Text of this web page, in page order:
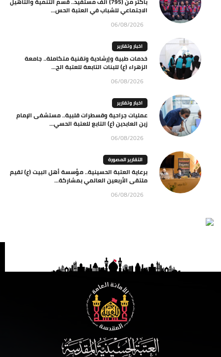
الاجتماعي للشباب في العتبة الحس...
06/08/2026
اخبار وتقارير
خدمات طبية وإرشادية وتقنية متكاملة.. جامعة
الزهراء (ع) للبنات التابعة للعتبة الح...
06/08/2026
اخبار وتقارير
عمليات جراحية وقسطرات قلبية.. مستشفى الإمام
زين العابدين (ع) التابع للعتبة الحسي...
06/08/2026
التقارير المصورة
برعاية العتبة الحسينية.. مؤسسة أهل البيت (ع) تقيم
ملتقى الأربعين العالمي بمشاركة...
06/08/2026